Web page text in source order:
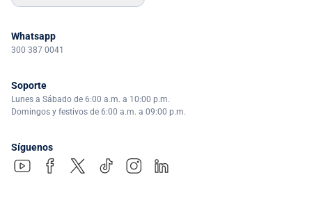
Whatsapp
300 387 0041
Soporte
Lunes a Sábado de 6:00 a.m. a 10:00 p.m.
Domingos y festivos de 6:00 a.m. a 09:00 p.m.
Síguenos